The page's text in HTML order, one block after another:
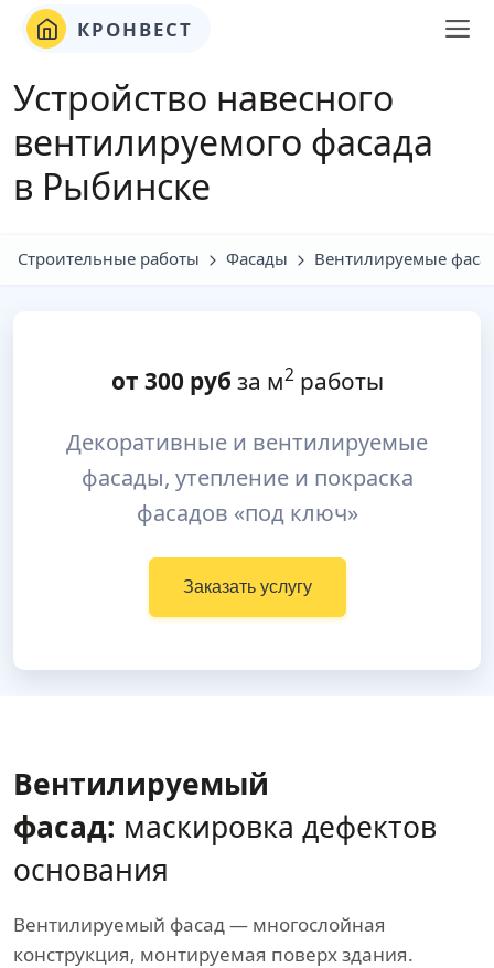
КРОНВЕСТ
Устройство навесного
вентилируемого фасада
в Рыбинске
Строительные работы Фасады Вентилируемые
от 300руб за м2работы
Декоративные и вентилируемые
фасады, утепление и покраска
фасадов «под ключ»
Заказать услугу
Вентилируемый
фасад: маскировка дефектов
основания
Вентилируемый фасад — многослойная
конструкция, монтируемая поверх здания.